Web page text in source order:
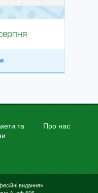
та
Про нас
видання»